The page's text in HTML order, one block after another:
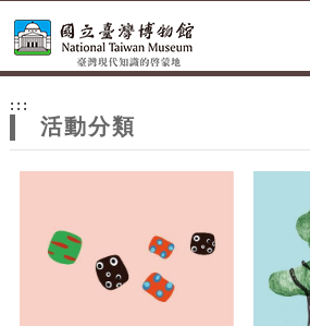
網
站
主
:::
活動分類